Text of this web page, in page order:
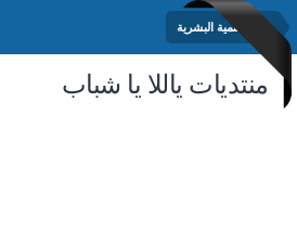
مكتبة التنمية البشرية
منتديات ياللا يا شباب